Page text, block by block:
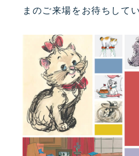
まのご来場をお待ちして